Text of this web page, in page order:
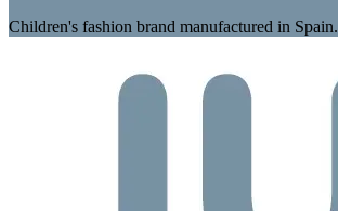
Children's fashion brand manufactured in Spain.